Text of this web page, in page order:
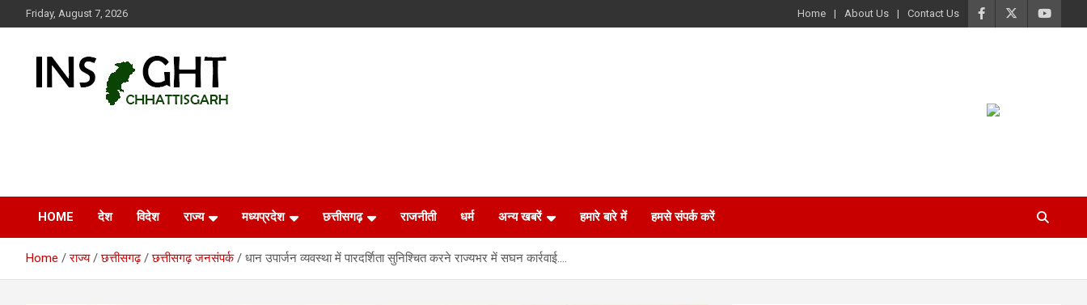
to
Friday, August 7, 2026 Home About Us Contact Us
HOME देश विदेश राज्य मध्यप्रदेश छत्तीसगढ़ राजनीती धर्म अन्य खबरें हमारे बारे में हमसे संपर्क करें
Home राज्य छत्तीसगढ़ छत्तीसगढ़ जनसंपर्क धान उपार्जन व्यवस्था में पारदर्शिता सुनिश्चित करने राज्यभर में सघन कार्रवाई….